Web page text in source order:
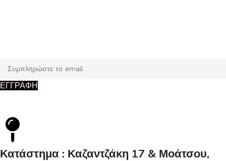
ΕΓΓΡΑΦΗ
Κατάστημα : Καζαντζάκη 17 & Μοάτσου,